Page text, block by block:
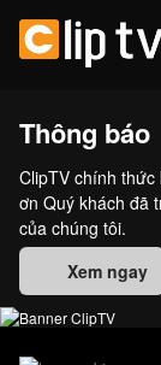
Thông báo
ClipTV chính
ơn Quý khách đã
của chúng tôi.
Xem ngay